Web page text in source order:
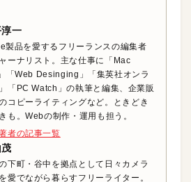
一
製品を愛するフリーランスの編集者
ーナリスト。主な仕事に「Mac
「Web Desinging」「集英社オンラ
「PC Watch」の執筆と編集、企業販
コピーライティングなど。ときどき
も。Webの制作・運用も担う。
者の記事一覧
下町・谷中を拠点として日々カメラ
愛でながら暮らすフリーライター。